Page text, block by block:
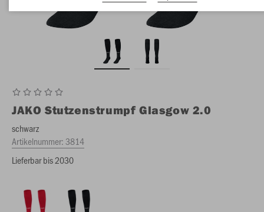
JAKO Stutzenstrumpf Glasgow 2.0
schwarz
Artikelnummer:3814
Lieferbar bis 2030